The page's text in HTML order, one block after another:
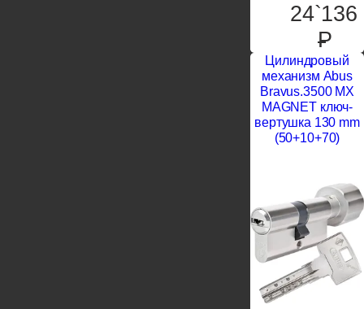
24`136
P
Цилиндровый
механизм Abus
Bravus.3500 MX
MAGNET ключ-
вертушка 130 mm
(50+10+70)